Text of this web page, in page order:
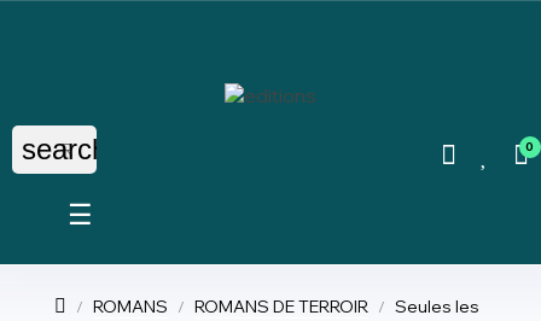
search 0
Basculer
navigation
☰
ROMANS ROMANS DE TERROIR
Seules les